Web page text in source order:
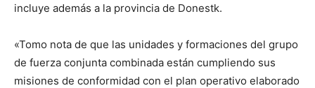
incluye además a la provincia de Donestk.
«Tomo nota de que las unidades y formaciones del grupo
de fuerza conjunta combinada están cumpliendo sus
misiones de conformidad con el plan operativo elaborado